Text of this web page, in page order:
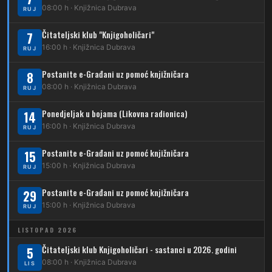
269
DUBEC
212
223 Dubec – Trnovčica – Dubrava
224 Dubec – Novoselec
261 Dubec – Sesvete – Goranec
262 Dubec – Sesvete – Planina Donja
263 Dubec – Sesvete–Kašina – Pl.Gornja
264 Dubec – Sesvete – Jesenovec
RUJ 08:00 h · Knjižnica Dubrava
7
RUJ
Čitateljski klub "Knjigoholičari"
16:00 h · Knjižnica Dubrava
8
RUJ
Postanite e-Građani uz pomoć knjižničara
08:00 h · Knjižnica Dubrava
14
RUJ
Ponedjeljak u bojama (Likovna radionica)
16:00 h · Knjižnica Dubrava
15
RUJ
Postanite e-Građani uz pomoć knjižničara
15:00 h · Knjižnica Dubrava
29
RUJ
Postanite e-Građani uz pomoć knjižničara
15:00 h · Knjižnica Dubrava
LISTOPAD 2026
5
LIS
Čitateljski klub Knjigoholičari - sastanci u 2026. godini
08:00 h · Knjižnica Dubrava